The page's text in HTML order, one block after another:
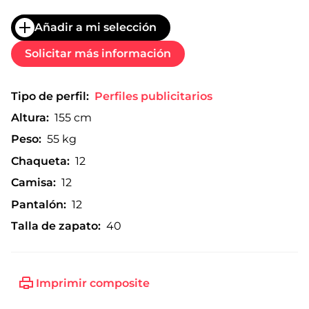
Añadir a mi selección
Solicitar más información
Tipo de perfil: Perfiles publicitarios
Altura: 155 cm
Peso: 55 kg
Chaqueta: 12
Camisa: 12
Pantalón: 12
Talla de zapato: 40
Imprimir composite